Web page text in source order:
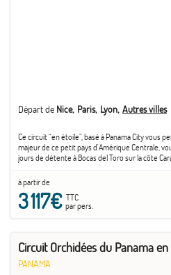
Départ de Nice Paris Lyon Autres villes
Ce circuit “en étoile”, basé à Panama City
majeur de ce petit pays d'Amérique Centrale,
jours de détente à Bocas del Toro sur la côte
à partir de
3 117€TTC
par pers.
Circuit Orchidées du Panama
PANAMA